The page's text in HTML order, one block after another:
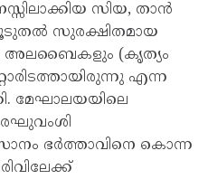
സിയ, താൻ
കൂടുതൽ സുരക്ഷിതമായ
അലബൈകളും (കൃത്യം
എന്ന
മേഘാലയയിലെ
രഘുവംശി
ഭർത്താവിനെ കൊന്ന